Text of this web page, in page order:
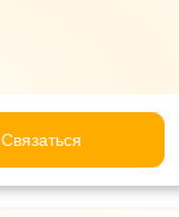
Связаться